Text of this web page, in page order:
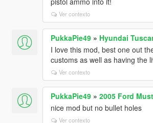
Ver contexto
PukkaPie49» Hyundai
I love this mod, best one out
customs as well as having the
Ver contexto
PukkaPie49» 2005 Ford
nice mod but no bullet holes
Ver contexto